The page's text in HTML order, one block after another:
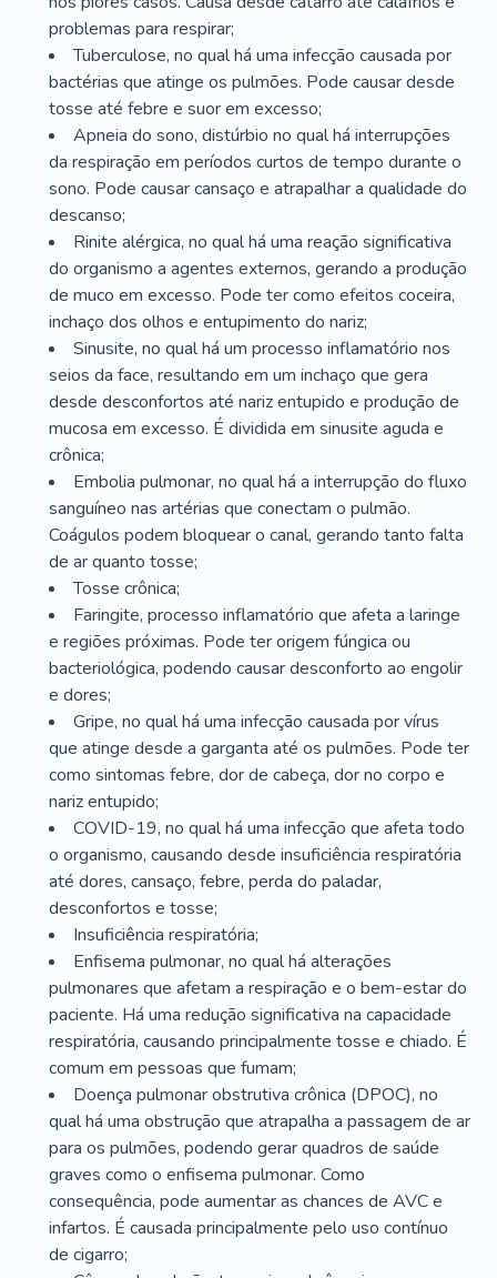
problemas para respirar;
Tuberculose, no qual há uma infecção causada por
bactérias que atinge os pulmões. Pode causar desde
tosse até febre e suor em excesso;
Apneia do sono, distúrbio no qual há interrupções
da respiração em períodos curtos de tempo durante o
sono. Pode causar cansaço e atrapalhar a qualidade do
descanso;
Rinite alérgica, no qual há uma reação significativa
do organismo a agentes externos, gerando a produção
de muco em excesso. Pode ter como efeitos coceira,
inchaço dos olhos e entupimento do nariz;
Sinusite, no qual há um processo inflamatório nos
seios da face, resultando em um inchaço que gera
desde desconfortos até nariz entupido e produção de
mucosa em excesso. É dividida em sinusite aguda e
crônica;
Embolia pulmonar, no qual há a interrupção do fluxo
sanguíneo nas artérias que conectam o pulmão.
Coágulos podem bloquear o canal, gerando tanto falta
de ar quanto tosse;
Tosse crônica;
Faringite, processo inflamatório que afeta a laringe
e regiões próximas. Pode ter origem fúngica ou
bacteriológica, podendo causar desconforto ao engolir
e dores;
Gripe, no qual há uma infecção causada por vírus
que atinge desde a garganta até os pulmões. Pode ter
como sintomas febre, dor de cabeça, dor no corpo e
nariz entupido;
COVID-19, no qual há uma infecção que afeta todo
o organismo, causando desde insuficiência respiratória
até dores, cansaço, febre, perda do paladar,
desconfortos e tosse;
Insuficiência respiratória;
Enfisema pulmonar, no qual há alterações
pulmonares que afetam a respiração e o bem-estar do
paciente. Há uma redução significativa na capacidade
respiratória, causando principalmente tosse e chiado. É
comum em pessoas que fumam;
Doença pulmonar obstrutiva crônica (DPOC), no
qual há uma obstrução que atrapalha a passagem de ar
para os pulmões, podendo gerar quadros de saúde
graves como o enfisema pulmonar. Como
consequência, pode aumentar as chances de AVC e
infartos. É causada principalmente pelo uso contínuo
de cigarro;